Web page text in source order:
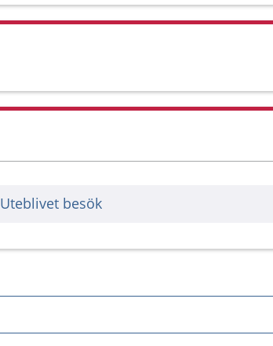
Uteblivet besök